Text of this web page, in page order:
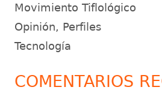
Movimiento Tiflológico
Opinión, Perfiles
Tecnología
COMENTARIOS